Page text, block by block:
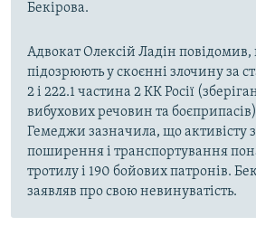
Бекірова.
Адвокат Олексій Ладін повідомив,
підозрюють у скоєнні злочину за
2 і 222.1 частина 2 КК Росії
вибухових речовин та
Гемеджи зазначила, що активісту
поширення і транспортування
тротилу і 190 бойових патронів.
заявляв про свою невинуватість.